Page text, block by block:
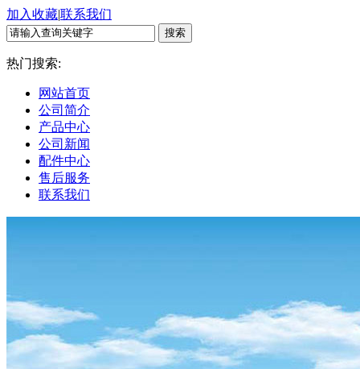
加入收藏|联系我们
热门搜索:
网站首页
公司简介
产品中心
公司新闻
配件中心
售后服务
联系我们